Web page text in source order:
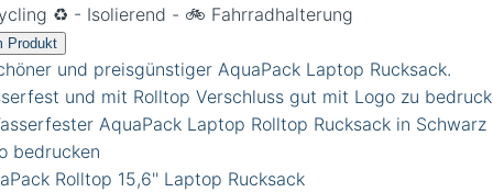
♻️ - Isolierend - 🚲 Fahrradhalterung
Produkt
Rolltop 15,6'' Laptop Rucksack